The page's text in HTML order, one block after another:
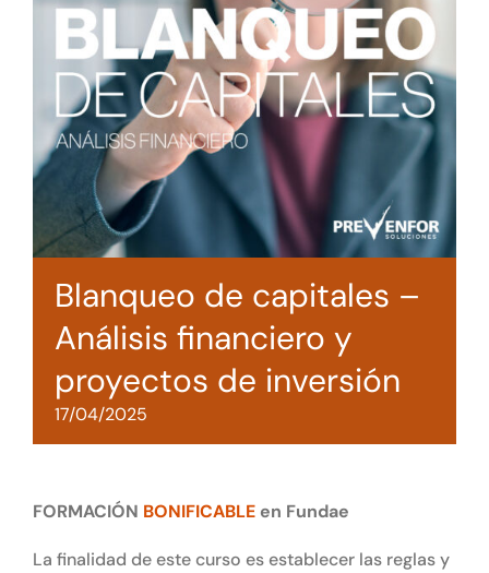
Tienda online
Contacto
Blanqueo de capitales –
Análisis financiero y
proyectos de inversión
17/04/2025
FORMACIÓN BONIFICABLE en Fundae
La finalidad de este curso es establecer las reglas y